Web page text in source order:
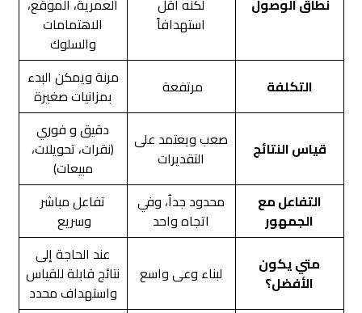
نطاق الوصول
لكنه أقل
استهدافاً
العمرية، الموقع،
الاهتمامات
والسلوك
التكلفة
مرتفعة
مرنة ويمكن البدء
بمزانيات صغيرة
قياس النتائج
صعب ويعتمد على
التقديرات
دقيق و فوري
(نقرات، تحويلات،
مبيعات)
التفاعل مع
الجمهور
محدود جداُ، وفي
اتجاه واحد
تفاعل مباشر
وسريع
متي يكون
الأفضل؟
لبناء وعى واسع
عند الحاجة إلى
نتائج قابلة للقياس
واستهداف محدد